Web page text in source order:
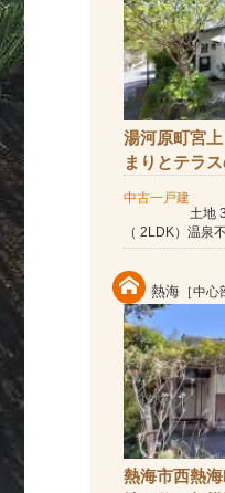
湯河原町宮
まりとテラ
中古一戸建
土地
（ 2LDK）温泉
熱海 ［中
熱海市西熱